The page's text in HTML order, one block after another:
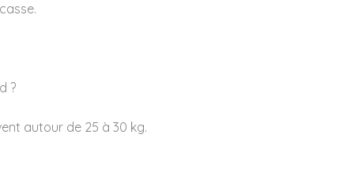
?
autour de 25 à 30 kg.